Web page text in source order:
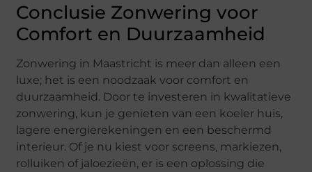
Conclusie Zonwering voor
Comfort en Duurzaamheid
Zonwering in Maastricht is meer dan alleen een
luxe; het is een noodzaak voor comfort en
duurzaamheid. Door te investeren in kwalitatieve
zonwering, kun je genieten van een koeler huis,
lagere energierekeningen en een beschermd
interieur. Of je nu kiest voor screens, markiezen,
rolluiken of jaloezieën, er is een oplossing die